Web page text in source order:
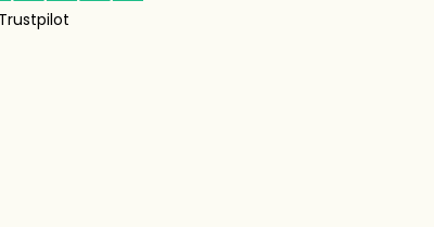
Trustpilot